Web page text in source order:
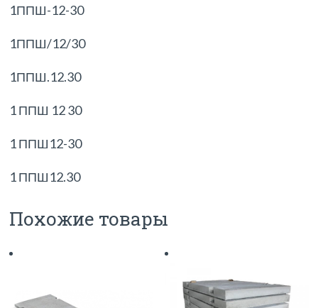
1ППШ-12-30
1ППШ/12/30
1ППШ.12.30
1 ППШ 12 30
1 ППШ12-30
1 ППШ12.30
Похожие товары